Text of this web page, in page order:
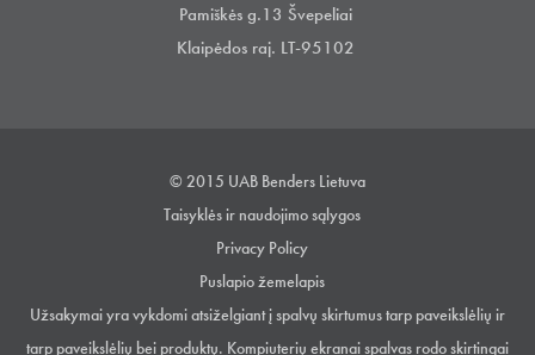
Pamiškės g.13 Švepeliai
Klaipėdos raj. LT-95102
© 2015 UAB Benders Lietuva
Taisyklės ir naudojimo sąlygos
Privacy Policy
Puslapio žemelapis
Užsakymai yra vykdomi atsiželgiant į spalvų skirtumus tarp paveikslėlių ir
tarp paveikslėlių bei produktų. Kompiuterių ekranai spalvas rodo skirtingai